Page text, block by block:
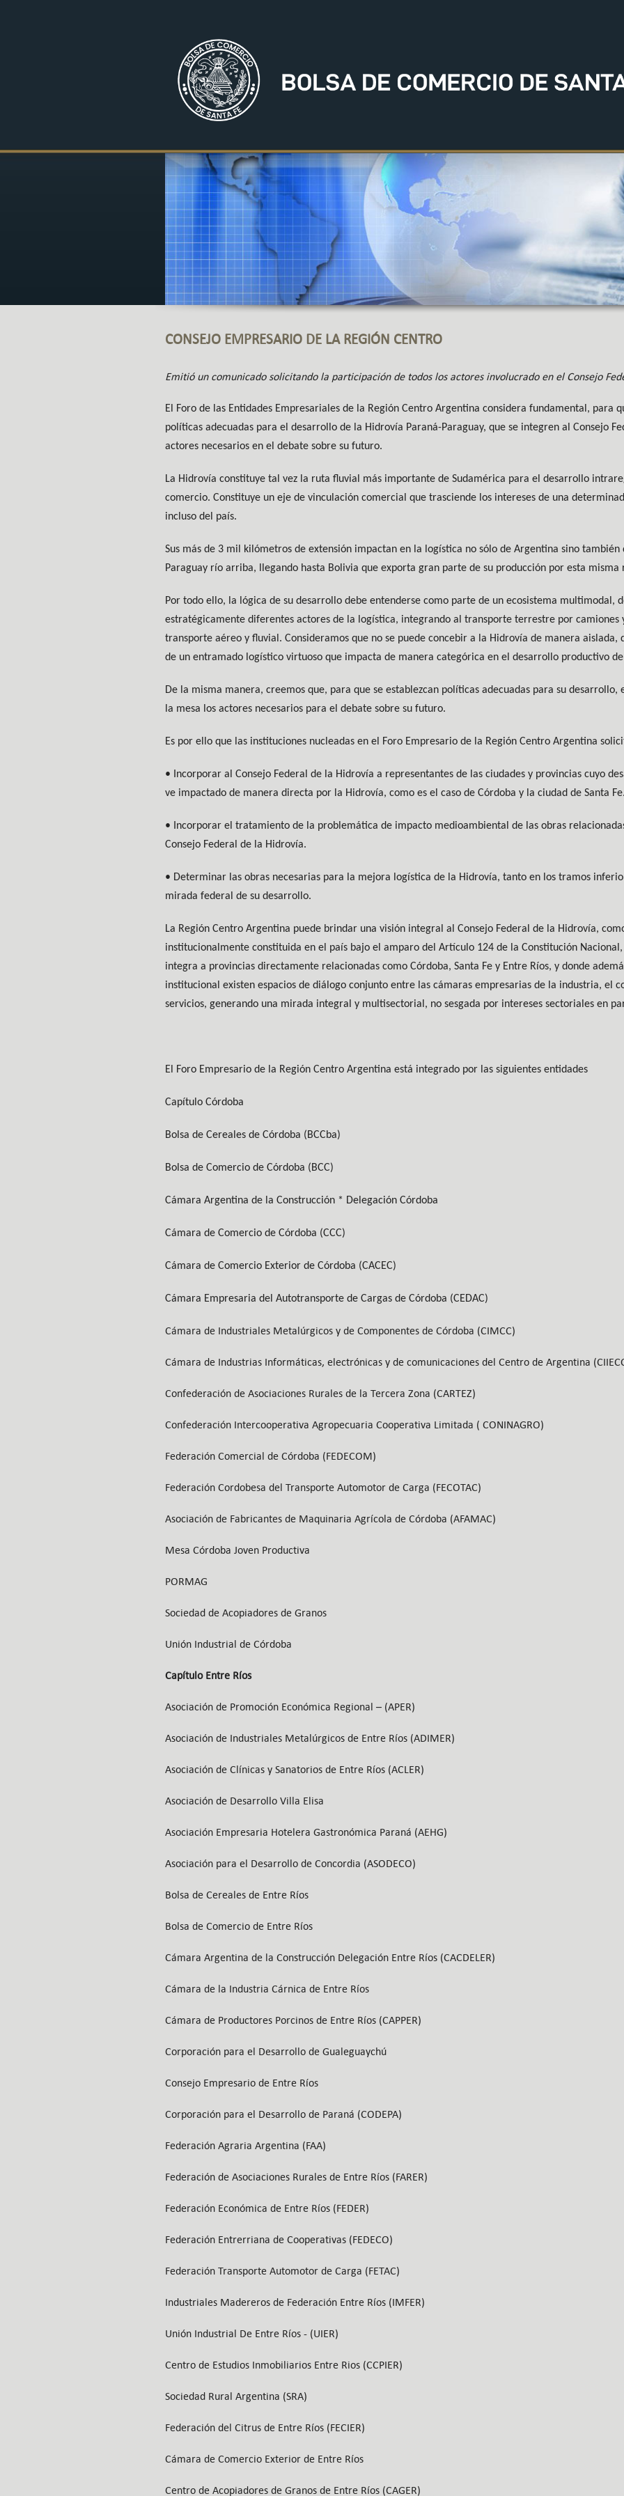
CONSEJO EMPRESARIO DE LA REGIÓN CENTRO
Emitió un comunicado solicitando la participación de todos los actores involucrado en el Consejo
El Foro de las Entidades Empresariales de la Región Centro Argentina considera fundamental, para
políticas adecuadas para el desarrollo de la Hidrovía Paraná-Paraguay, que se integren al Consejo
actores necesarios en el debate sobre su futuro.
La Hidrovía constituye tal vez la ruta fluvial más importante de Sudamérica para el desarrollo
comercio. Constituye un eje de vinculación comercial que trasciende los intereses de una
incluso del país.
Sus más de 3 mil kilómetros de extensión impactan en la logística no sólo de Argentina sino también
Paraguay río arriba, llegando hasta Bolivia que exporta gran parte de su producción por esta misma
Por todo ello, la lógica de su desarrollo debe entenderse como parte de un ecosistema multimodal,
estratégicamente diferentes actores de la logística, integrando al transporte terrestre por camiones
transporte aéreo y fluvial. Consideramos que no se puede concebir a la Hidrovía de manera
de un entramado logístico virtuoso que impacta de manera categórica en el desarrollo productivo
De la misma manera, creemos que, para que se establezcan políticas adecuadas para su desarrollo,
la mesa los actores necesarios para el debate sobre su futuro.
Es por ello que las instituciones nucleadas en el Foro Empresario de la Región Centro Argentina
• Incorporar al Consejo Federal de la Hidrovía a representantes de las ciudades y provincias cuyo
ve impactado de manera directa por la Hidrovía, como es el caso de Córdoba y la ciudad de Santa
• Incorporar el tratamiento de la problemática de impacto medioambiental de las obras
Consejo Federal de la Hidrovía.
• Determinar las obras necesarias para la mejora logística de la Hidrovía, tanto en los tramos
mirada federal de su desarrollo.
La Región Centro Argentina puede brindar una visión integral al Consejo Federal de la Hidrovía,
institucionalmente constituida en el país bajo el amparo del Artículo 124 de la Constitución
integra a provincias directamente relacionadas como Córdoba, Santa Fe y Entre Ríos, y donde
institucional existen espacios de diálogo conjunto entre las cámaras empresarias de la industria, el
servicios, generando una mirada integral y multisectorial, no sesgada por intereses sectoriales en
El Foro Empresario de la Región Centro Argentina está integrado por las siguientes entidades
Capítulo Córdoba
Bolsa de Cereales de Córdoba (BCCba)
Bolsa de Comercio de Córdoba (BCC)
Cámara Argentina de la Construcción * Delegación Córdoba
Cámara de Comercio de Córdoba (CCC)
Cámara de Comercio Exterior de Córdoba (CACEC)
Cámara Empresaria del Autotransporte de Cargas de Córdoba (CEDAC)
Cámara de Industriales Metalúrgicos y de Componentes de Córdoba (CIMCC)
Cámara de Industrias Informáticas, electrónicas y de comunicaciones del Centro de Argentina
Confederación de Asociaciones Rurales de la Tercera Zona (CARTEZ)
Confederación Intercooperativa Agropecuaria Cooperativa Limitada ( CONINAGRO)
Federación Comercial de Córdoba (FEDECOM)
Federación Cordobesa del Transporte Automotor de Carga (FECOTAC)
Asociación de Fabricantes de Maquinaria Agrícola de Córdoba (AFAMAC)
Mesa Córdoba Joven Productiva
PORMAG
Sociedad de Acopiadores de Granos
Unión Industrial de Córdoba
Capítulo Entre Ríos
Asociación de Promoción Económica Regional – (APER)
Asociación de Industriales Metalúrgicos de Entre Ríos (ADIMER)
Asociación de Clínicas y Sanatorios de Entre Ríos (ACLER)
Asociación de Desarrollo Villa Elisa
Asociación Empresaria Hotelera Gastronómica Paraná (AEHG)
Asociación para el Desarrollo de Concordia (ASODECO)
Bolsa de Cereales de Entre Ríos
Bolsa de Comercio de Entre Ríos
Cámara Argentina de la Construcción Delegación Entre Ríos (CACDELER)
Cámara de la Industria Cárnica de Entre Ríos
Cámara de Productores Porcinos de Entre Ríos (CAPPER)
Corporación para el Desarrollo de Gualeguaychú
Consejo Empresario de Entre Ríos
Corporación para el Desarrollo de Paraná (CODEPA)
Federación Agraria Argentina (FAA)
Federación de Asociaciones Rurales de Entre Ríos (FARER)
Federación Económica de Entre Ríos (FEDER)
Federación Entrerriana de Cooperativas (FEDECO)
Federación Transporte Automotor de Carga (FETAC)
Industriales Madereros de Federación Entre Ríos (IMFER)
Unión Industrial De Entre Ríos - (UIER)
Centro de Estudios Inmobiliarios Entre Rios (CCPIER)
Sociedad Rural Argentina (SRA)
Federación del Citrus de Entre Ríos (FECIER)
Cámara de Comercio Exterior de Entre Ríos
Centro de Acopiadores de Granos de Entre Ríos (CAGER)